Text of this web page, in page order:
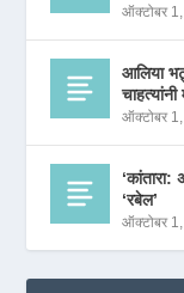
ऑक्टोबर
आलिया
ऑक्टोबर
‘रबेल’
ऑक्टोबर